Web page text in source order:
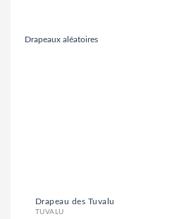
Drapeaux aléatoires
Drapeau des Tuvalu
TUVALU